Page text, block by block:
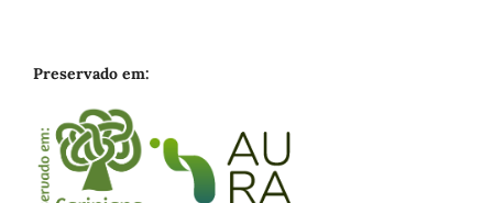
Preservado em: